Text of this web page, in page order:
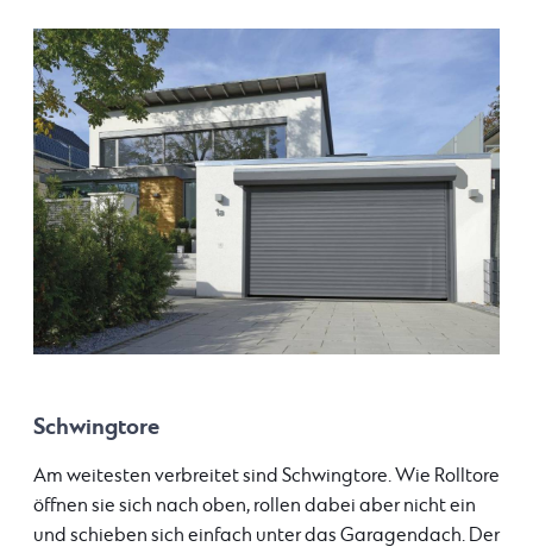
Schwingtore
Am weitesten verbreitet sind Schwingtore. Wie Rolltore
öffnen sie sich nach oben, rollen dabei aber nicht ein
und schieben sich einfach unter das Garagendach. Der